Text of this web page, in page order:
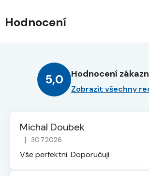
Hodnocení
5,0 Hodnocení
Zobrazit všechny
Michal Doubek
Hodnocení obchodu je 5 z 5
| 30.7.2026
Vše perfektní. Doporučuji